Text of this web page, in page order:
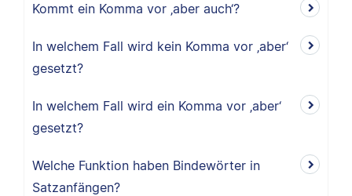
Kommt ein Komma vor ‚aber auch‘?
In welchem Fall wird kein Komma vor ‚aber‘
gesetzt?
In welchem Fall wird ein Komma vor ‚aber‘
gesetzt?
Welche Funktion haben Bindewörter in
Satzanfängen?